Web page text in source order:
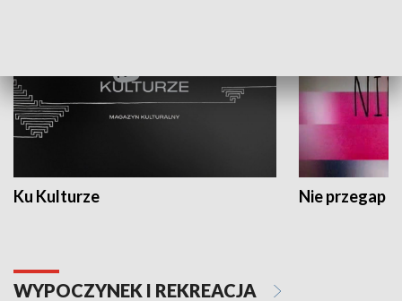
Ku Kulturze Nie przegap
WYPOCZYNEK I REKREACJA